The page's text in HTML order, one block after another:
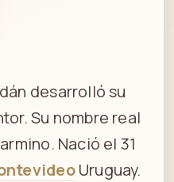
desarrolló su
Su nombre real
Nació el 31
Uruguay.